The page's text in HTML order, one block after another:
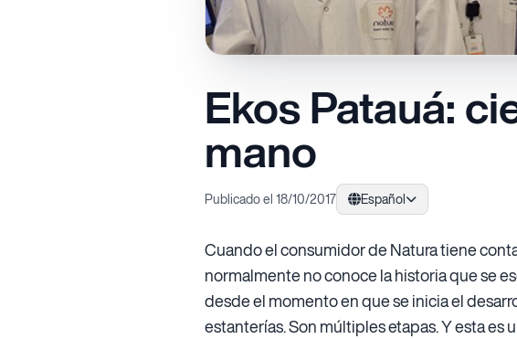
Ekos Patauá:
mano
Publicado el 18/10/2017 Español
Cuando el consumidor de Natura tiene
normalmente no conoce la historia que se
desde el momento en que se inicia el
estanterías. Son múltiples etapas. Y esta